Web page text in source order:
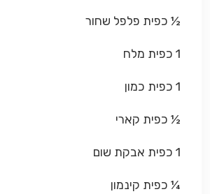
½ כפית פלפל שחור
1 כפית מלח
1 כפית כמון
½ כפית קארי
1 כפית אבקת שום
¼ כפית קינמון